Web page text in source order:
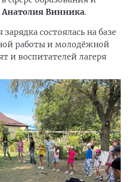
Анатолия Винника.
состоялась на базе
работы и молодёжной
и воспитателей лагеря